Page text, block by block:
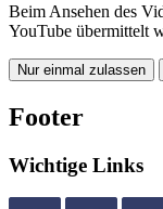
Beim Ansehen des
YouTube übermittelt
Nur einmal zulassen
Footer
Wichtige Links